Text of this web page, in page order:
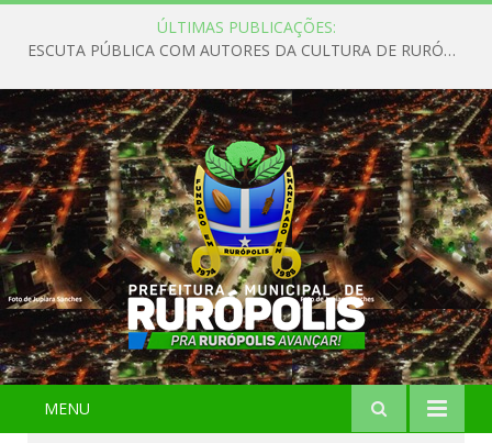
ÚLTIMAS PUBLICAÇÕES:
ESCUTA PÚBLICA COM AUTORES DA CULTURA DE RURÓPOLIS
MENU